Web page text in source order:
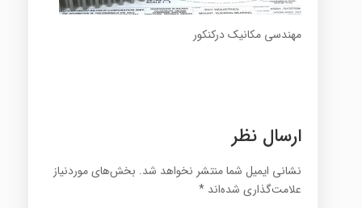
مهندسی مکانیک درکنکور
ارسال نظر
نشانی ایمیل شما منتشر نخواهد شد. بخش‌های موردنیاز
علامت‌گذاری شده‌اند *